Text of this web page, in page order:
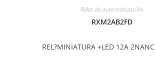
Reles de automatización
RXM2AB2FD
REL?MINIATURA +LED 12A